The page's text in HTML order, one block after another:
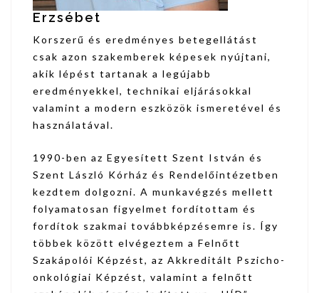
Erzsébet
Korszerű és eredményes betegellátást
csak azon szakemberek képesek nyújtani,
akik lépést tartanak a legújabb
eredményekkel, technikai eljárásokkal
valamint a modern eszközök ismeretével és
használatával.
1990-ben az Egyesített Szent István és
Szent László Kórház és Rendelőintézetben
kezdtem dolgozni. A munkavégzés mellett
folyamatosan figyelmet fordítottam és
fordítok szakmai továbbképzésemre is. Így
többek között elvégeztem a Felnőtt
Szakápolói Képzést, az Akkreditált Pszicho-
onkológiai Képzést, valamint a felnőtt